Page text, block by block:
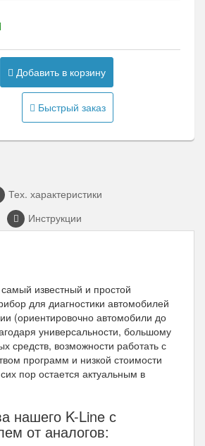
Добавить в корзину
Быстрый заказ
Тех. характеристики
Инструкции
известный и простой
для диагностики автомобилей
(ориентировочно автомобили до
универсальности, большому
средств, возможности работать с
программ и низкой стоимости
пор остается актуальным в
нашего K-Line с
от аналогов: